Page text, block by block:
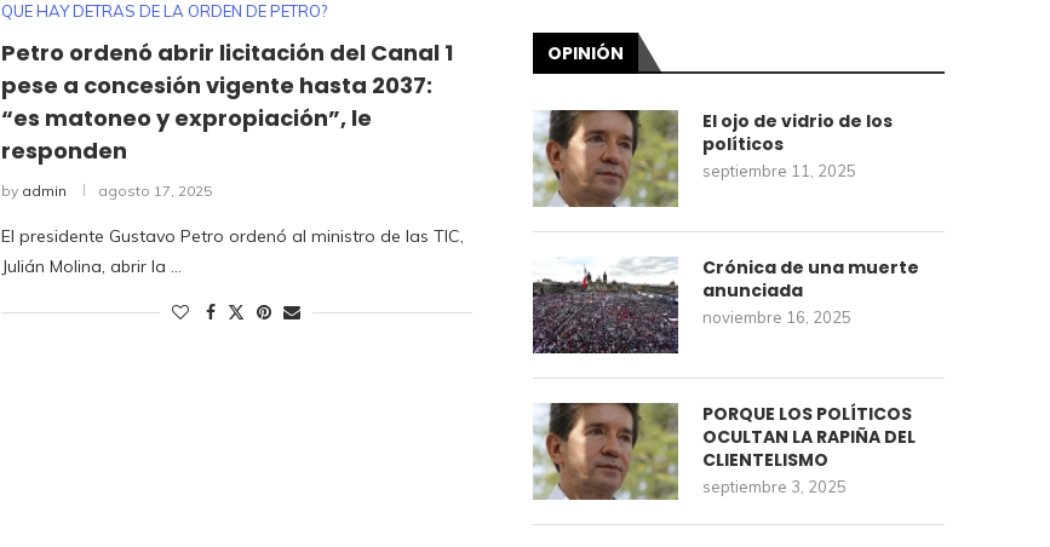
QUE HAY DETRAS DE LA ORDEN DE PETRO?
Petro ordenó abrir licitación del Canal 1
pese a concesión vigente hasta 2037:
“es matoneo y expropiación”, le
responden
by admin agosto 17, 2025
El presidente Gustavo Petro ordenó al ministro de las TIC,
Julián Molina, abrir la …
OPINIÓN
El ojo de vidrio de los
políticos
septiembre 11, 2025
Crónica de una muerte
anunciada
noviembre 16, 2025
PORQUE LOS POLÍTICOS
OCULTAN LA RAPIÑA DEL
CLIENTELISMO
septiembre 3, 2025